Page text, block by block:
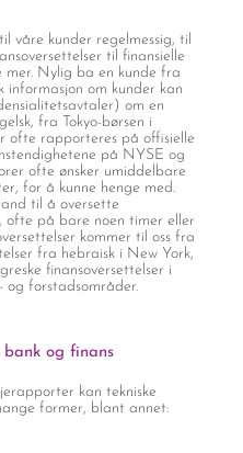
våre kunder regelmessig, til
til finansielle
mer. Nylig ba en kunde fra
informasjon om kunder kan
om en
fra Tokyo-børsen i
ofte rapporteres på offisielle
på NYSE og
ofte ønsker umiddelbare
for å kunne henge med.
til å oversette
ofte på bare noen timer eller
kommer til oss fra
fra hebraisk i New York,
finansoversettelser i
og forstadsområder.
bank og finans
kan tekniske
former, blant annet: